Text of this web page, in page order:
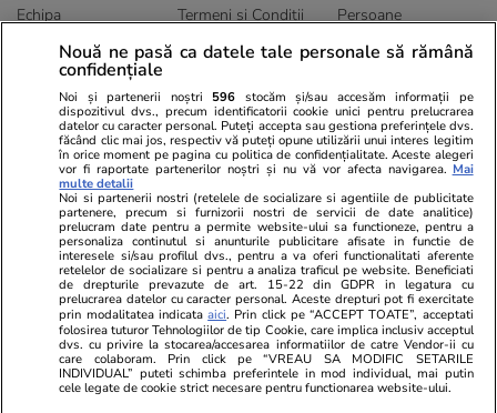
Echipa
Publicitate
Politica de
Termeni și Conditii
Abonamente
Persoane
Sitemap
Ringier România
Libertatea pentru
Unica.ro
Program TV
Avantaje
ELLE
Gazeta Sporturilor
Stiri mondene
Calculator sarcina
Ajută Copiii
Locuri de muncă
Imobiliare.ro
Jobradar24
Imoradar24
Colecții Libertatea
Pariază responsabil! Decizia ONJN nr. 821/25.09.2025.
Jocurile de noroc sunt interzise minorilor.
© 2026 Ringier Romania. Toate drepturile rezervate
Nouă ne pasă ca datele tale personale să rămână
confidențiale
Noi și partenerii noștri 596 stocăm și/sau accesăm informații pe
dispozitivul dvs., precum identificatorii cookie unici pentru prelucrarea
datelor cu caracter personal. Puteți accepta sau gestiona preferințele dvs.
făcând clic mai jos, respectiv vă puteți opune utilizării unui interes legitim
în orice moment pe pagina cu politica de confidențialitate. Aceste alegeri
vor fi raportate partenerilor noștri și nu vă vor afecta navigarea. Mai
multe detalii
Noi si partenerii nostri (retelele de socializare si agentiile de publicitate
partenere, precum si furnizorii nostri de servicii de date analitice)
prelucram date pentru a permite website-ului sa functioneze, pentru a
personaliza continutul si anunturile publicitare afisate in functie de
interesele si/sau profilul dvs., pentru a va oferi functionalitati aferente
retelelor de socializare si pentru a analiza traficul pe website. Beneficiati
de drepturile prevazute de art. 15-22 din GDPR in legatura cu
prelucrarea datelor cu caracter personal. Aceste drepturi pot fi exercitate
prin modalitatea indicataaici. Prin click pe “ACCEPT TOATE”, acceptati
folosirea tuturor Tehnologiilor de tip Cookie, care implica inclusiv acceptul
dvs. cu privire la stocarea/accesarea informatiilor de catre Vendor-ii cu
care colaboram. Prin click pe “VREAU SA MODIFIC SETARILE
INDIVIDUAL” puteti schimba preferintele in mod individual, mai putin
cele legate de cookie strict necesare pentru functionarea website-ului.